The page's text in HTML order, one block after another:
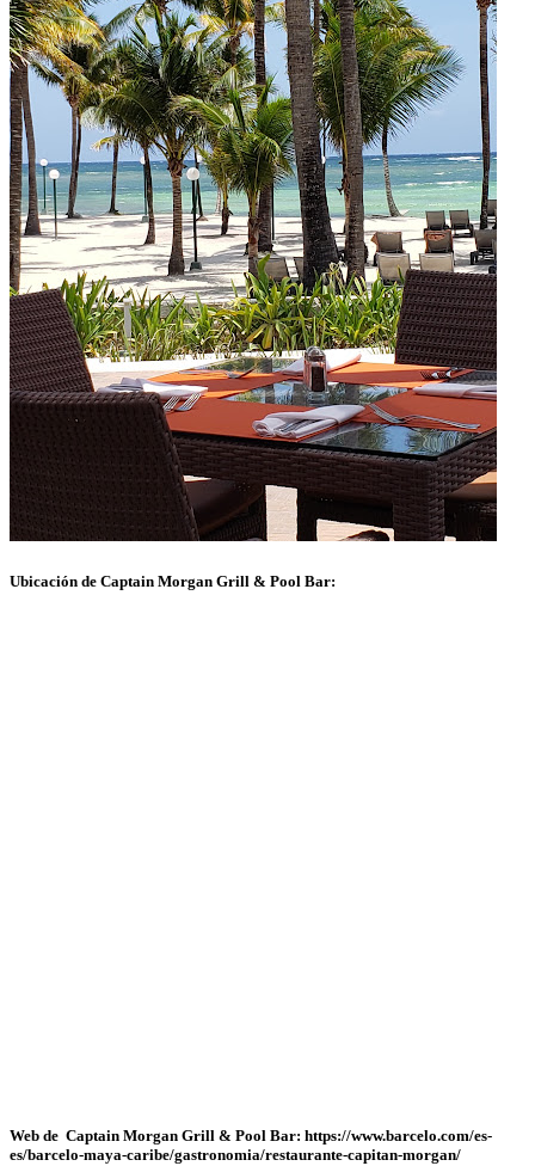
Ubicación de Captain Morgan Grill & Pool Bar:
Web de Captain Morgan Grill & Pool Bar: https://www.barcelo.com/es-
es/barcelo-maya-caribe/gastronomia/restaurante-capitan-morgan/